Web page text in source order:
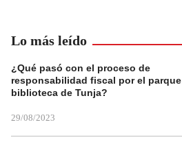
Lo más leído
¿Qué pasó con el proceso de
responsabilidad fiscal por el parque
biblioteca de Tunja?
29/08/2023